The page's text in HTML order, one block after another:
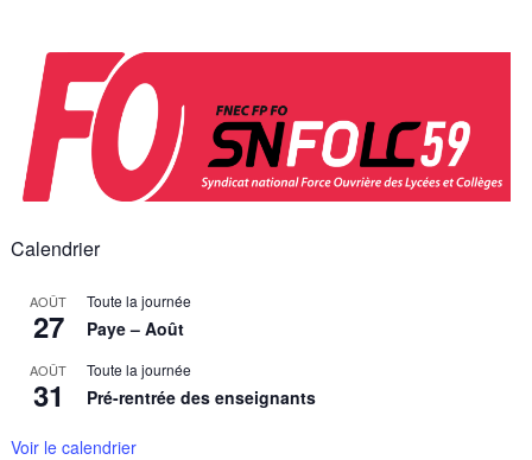
content
Calendrier
AOÛT
27
Toute la journée
Paye – Août
AOÛT
31
Toute la journée
Pré-rentrée des enseignants
Voir le calendrier